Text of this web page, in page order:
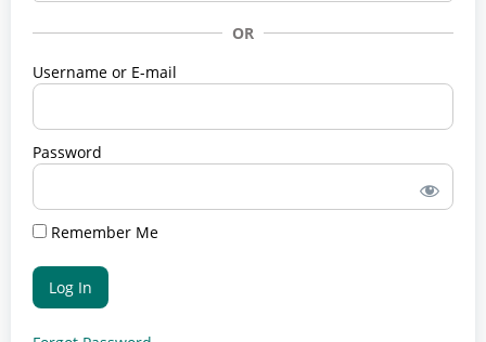
OR
Username or E-mail
Password
Remember Me